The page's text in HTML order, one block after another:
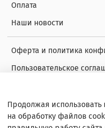
Оплата
Наши новости
Оферта и политика
Пользовательское
Обратная связь
Декларация о
Продолжая использовать
на обработку файлов